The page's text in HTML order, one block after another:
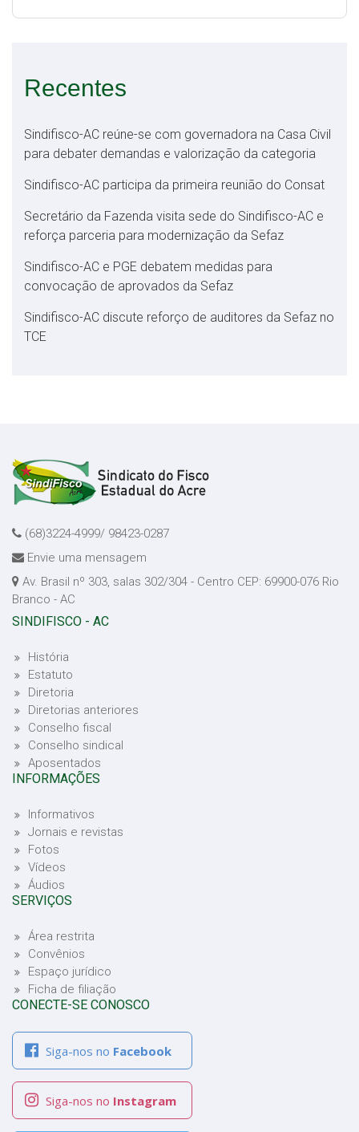
Recentes
Sindifisco-AC reúne-se com governadora na Casa Civil
para debater demandas e valorização da categoria
Sindifisco-AC participa da primeira reunião do Consat
Secretário da Fazenda visita sede do Sindifisco-AC e
reforça parceria para modernização da Sefaz
Sindifisco-AC e PGE debatem medidas para
convocação de aprovados da Sefaz
Sindifisco-AC discute reforço de auditores da Sefaz no
TCE
(68)3224-4999/ 98423-0287
Envie uma mensagem
Av. Brasil nº 303, salas 302/304 - Centro CEP: 69900-076 Rio
Branco - AC
SINDIFISCO - AC
História
Estatuto
Diretoria
Diretorias anteriores
Conselho fiscal
Conselho sindical
Aposentados
INFORMAÇÕES
Informativos
Jornais e revistas
Fotos
Vídeos
Áudios
SERVIÇOS
Área restrita
Convênios
Espaço jurídico
Ficha de filiação
CONECTE-SE CONOSCO
Siga-nos no Facebook
Siga-nos no Instagram